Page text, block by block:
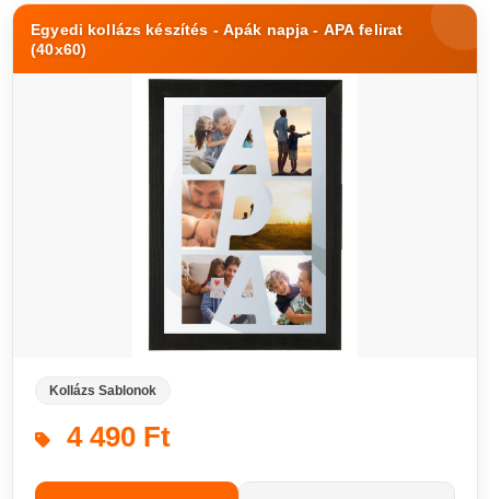
Egyedi kollázs készítés - Apák napja - APA felirat
(40x60)
Kollázs Sablonok
4 490 Ft